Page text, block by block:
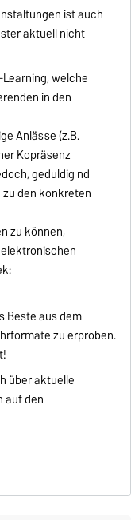
ist auch
aktuell nicht
welche
in den
Anlässe (z.B.
Kopräsenz
geduldig nd
den konkreten
zu können,
Beste aus dem
zu erproben.
über aktuelle
auf den